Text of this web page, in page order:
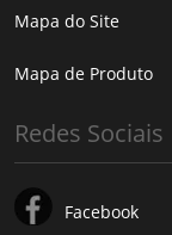
Mapa do Site
Mapa de Produto
Redes Sociais
Facebook